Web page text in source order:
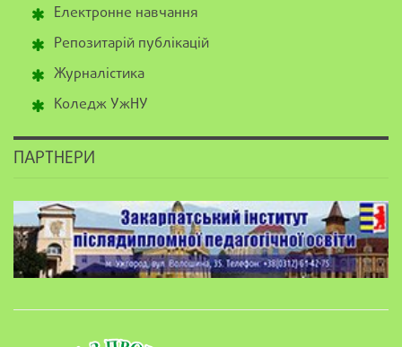
Електронне навчання
Репозитарій публікацій
Журналістика
Коледж УжНУ
ПАРТНЕРИ